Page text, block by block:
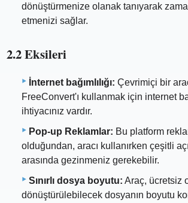
dönüştürmenize olanak tanıyarak
etmenizi sağlar.
2.2 Eksileri
İnternet bağımlılığı: Çevrimiçi bir
FreeConvert'ı kullanmak için internet
ihtiyacınız vardır.
Pop-up Reklamlar: Bu platform
olduğundan, aracı kullanırken çeşitli
arasında gezinmeniz gerekebilir.
Sınırlı dosya boyutu: Araç, ücretsiz
dönüştürülebilecek dosyanın boyutu